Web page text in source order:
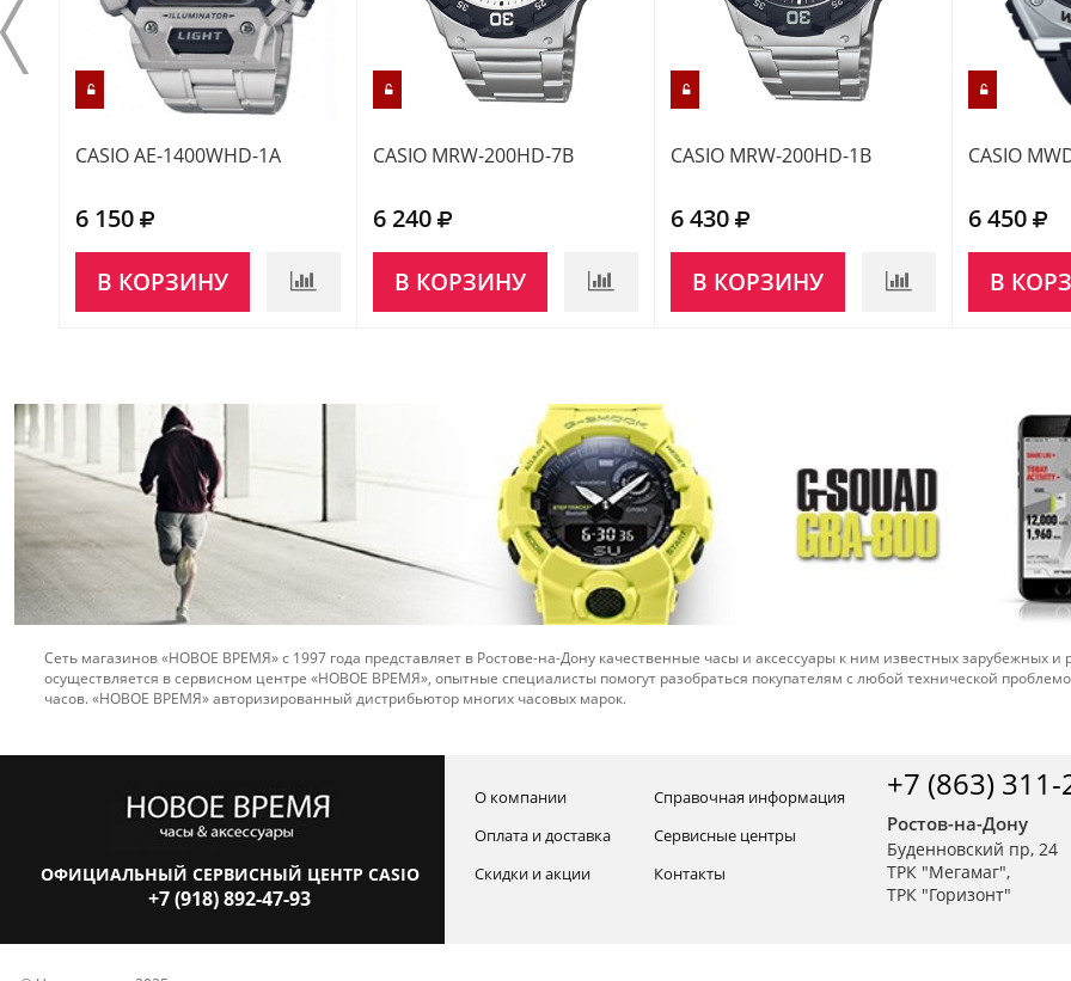
CASIO AE-1400WHD-1A
6 150
В КОРЗИНУ
CASIO MRW-200HD-7B
6 240
В КОРЗИНУ
CASIO MRW-200HD-1B
6 430
В КОРЗИНУ
CASIO
6 450
В
Сеть магазинов «НОВОЕ ВРЕМЯ» с 1997 года представляет в Ростове-на-Дону качественные часы и аксессуары к ним известных зарубежных
осуществляется в сервисном центре «НОВОЕ ВРЕМЯ», опытные специалисты помогут разобраться покупателям с любой технической
часов. «НОВОЕ ВРЕМЯ» авторизированный дистрибьютор многих часовых марок.
ОФИЦИАЛЬНЫЙ СЕРВИСНЫЙ ЦЕНТР CASIO
+7 (918) 892-47-93
О компании
Оплата и доставка
Скидки и акции
Справочная информация
Сервисные центры
Контакты
+7 (863)
Ростов-на-Дону
Буденновский пр, 24
ТРК "Мегамаг",
ТРК "Горизонт"